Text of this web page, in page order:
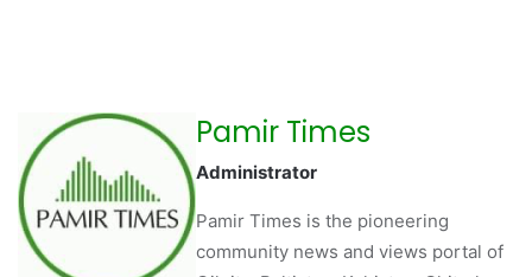
Pamir Times
Administrator
Pamir Times is the pioneering
community news and views portal of